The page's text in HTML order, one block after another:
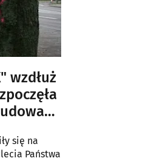
wzdłuż
się na
Państwa